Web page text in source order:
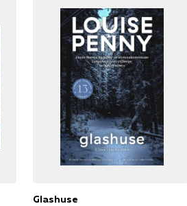
Glashuse